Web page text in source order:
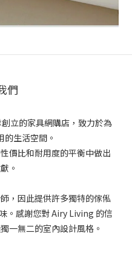
們
立的家具網購店，致力於為
的生活空間。
價比和耐用度的平衡中做出
。
，因此提供許多獨特的傢俬
。感謝您對 Airy Living 的信
一無二的室內設計風格。